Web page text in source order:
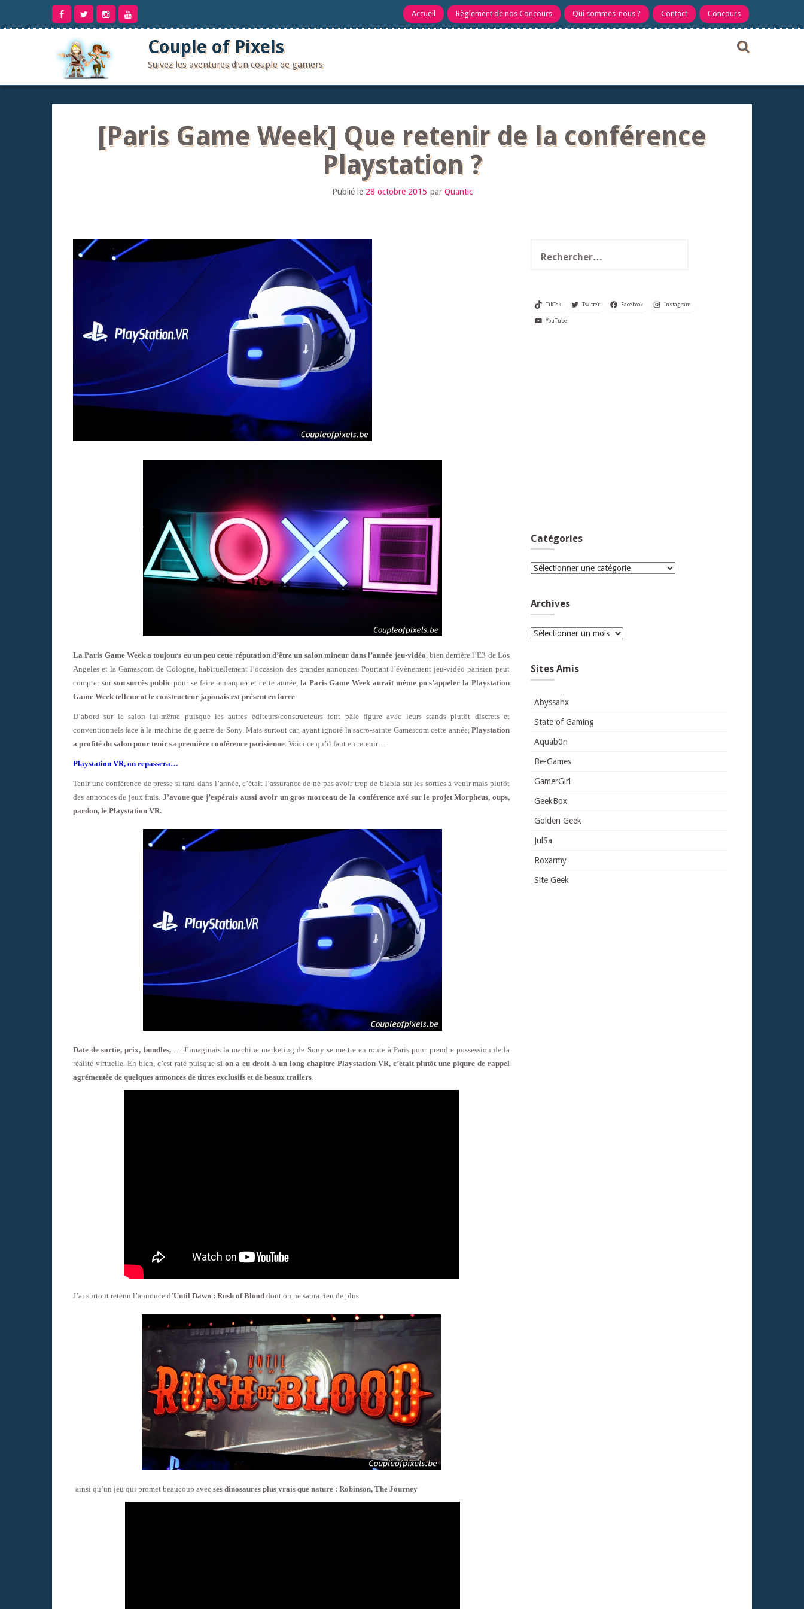
contenu
Accueil Règlement de nos Concours Qui sommes-nous ? Contact Concours
Couple of Pixels
Suivez les aventures d'un couple de gamers
[Paris Game Week] Que retenir de la conférence
Playstation ?
Publié le 28 octobre 2015 par Quantic
La Paris Game Week a toujours eu un peu cette réputation d’être un salon mineur dans l’année jeu-vidéo , bien derrière l’E3 de Los
Angeles et la Gamescom de Cologne, habituellement l’occasion des grandes annonces. Pourtant l’évènement jeu-vidéo parisien peut
compter sur son succès public pour se faire remarquer et cette année, la Paris Game Week aurait même pu s’appeler la Playstation
Game Week tellement le constructeur japonais est présent en force
D’abord sur le salon lui-même puisque les autres éditeurs/constructeurs font pâle figure avec leurs stands plutôt discrets et
conventionnels face à la machine de guerre de Sony. Mais surtout car, ayant ignoré la sacro-sainte Gamescom cette année, Playstation
a profité du salon pour tenir sa première conférence parisienne . Voici ce qu’il faut en retenir…
Playstation VR, on repassera…
Tenir une conférence de presse si tard dans l’année, c’était l’assurance de ne pas avoir trop de blabla sur les sorties à venir mais plutôt
des annonces de jeux frais. J’avoue que j’espérais aussi avoir un gros morceau de la conférence axé sur le projet Morpheus, oups,
pardon, le Playstation VR.
Date de sortie, prix, bundles,… J’imaginais la machine marketing de Sony se mettre en route à Paris pour prendre possession de la
réalité virtuelle. Eh bien, c’est raté puisquesi on a eu droit à un long chapitre Playstation VR, c’était plutôt une piqure de rappel
agrémentée de quelques annonces de titres exclusifs et de beaux trailers.
J’ai surtout retenu l’annonce d’Until Dawn : Rush of Blood dont on ne saura rien de plus
ainsi qu’un jeu qui promet beaucoup avec ses dinosaures plus vrais que nature : Robinson, The Journey
TikTok Twitter Facebook Instagram
YouTube
Catégories
Catégories
Archives
Archives
Sites Amis
Abyssahx
State of Gaming
Aquab0n
Be-Games
GamerGirl
GeekBox
Golden Geek
JulSa
Roxarmy
Site Geek